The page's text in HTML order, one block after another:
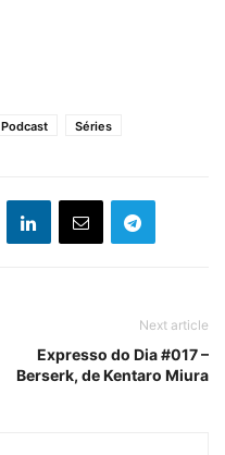
Podcast Séries
Next article
Expresso do Dia #017 –
Berserk, de Kentaro Miura